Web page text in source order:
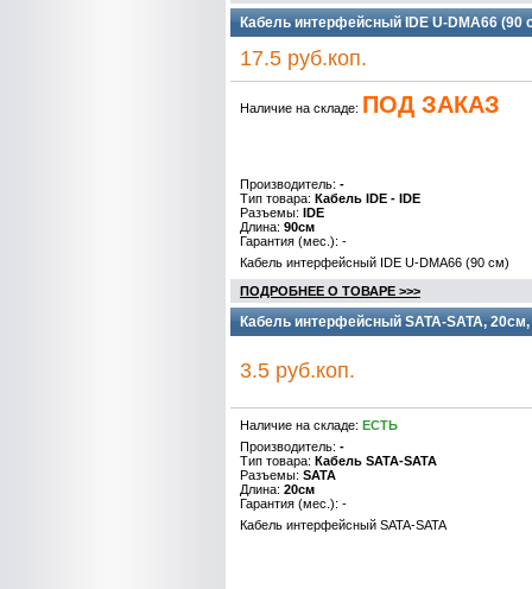
Кабель интерфейсный IDE U-DMA66 (90
17.5 руб.коп.
Наличие на складе: ПОД ЗАКАЗ
Производитель: -
Тип товара: Кабель IDE - IDE
Разъемы: IDE
Длина: 90см
Гарантия (мес.): -
Кабель интерфейсный IDE U-DMA66 (90 см)
ПОДРОБНЕЕ О ТОВАРЕ >>>
Кабель интерфейсный SATA-SATA,
3.5 руб.коп.
Наличие на складе: ЕСТЬ
Производитель: -
Тип товара: Кабель SATA-SATA
Разъемы: SATA
Длина: 20см
Гарантия (мес.): -
Кабель интерфейсный SATA-SATA